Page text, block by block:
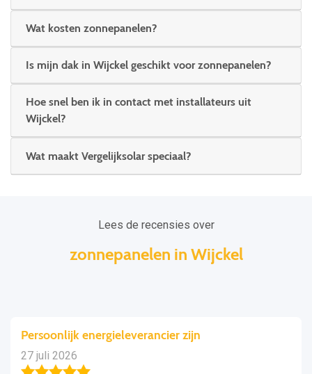
Wat kosten zonnepanelen?
Is mijn dak in Wijckel geschikt voor zonnepanelen?
Hoe snel ben ik in contact met installateurs uit
Wijckel?
Wat maakt Vergelijksolar speciaal?
Lees de recensies over
zonnepanelen in Wijckel
Persoonlijk energieleverancier zijn
27 juli 2026